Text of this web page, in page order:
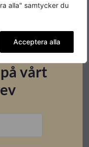
alla" samtycker du
Acceptera alla
vårt